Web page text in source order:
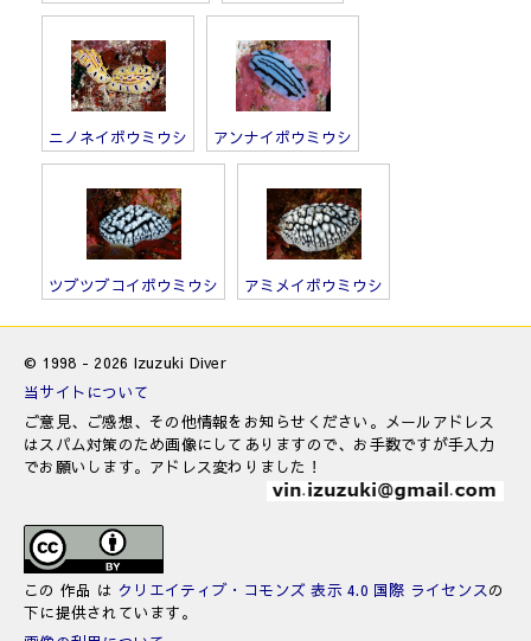
ニノネイボウミウシ アンナイボウミウシ
ツブツブコイボウミウシ アミメイボウミウシ
© 1998 - 2026 Izuzuki Diver
当サイトについて
ご意見、ご感想、その他情報をお知らせください。メールアドレス
はスパム対策のため画像にしてありますので、お手数ですが手入力
でお願いします。アドレス変わりました！
この 作品 は クリエイティブ・コモンズ 表示 4.0 国際 ライセンスの
下に提供されています。